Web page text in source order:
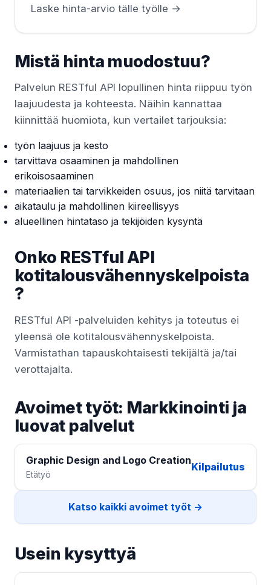
Laske hinta-arvio tälle työlle →
Mistä hinta muodostuu?
Palvelun RESTful API lopullinen hinta riippuu työn
laajuudesta ja kohteesta. Näihin kannattaa
kiinnittää huomiota, kun vertailet tarjouksia:
työn laajuus ja kesto
tarvittava osaaminen ja mahdollinen
erikoisosaaminen
materiaalien tai tarvikkeiden osuus, jos niitä tarvitaan
aikataulu ja mahdollinen kiireellisyys
alueellinen hintataso ja tekijöiden kysyntä
Onko RESTful API
kotitalousvähennyskelpoista
?
RESTful API -palveluiden kehitys ja toteutus ei
yleensä ole kotitalousvähennyskelpoista.
Varmistathan tapauskohtaisesti tekijältä ja/tai
verottajalta.
Avoimet työt: Markkinointi ja
luovat palvelut
Graphic Design and Logo Creation
Etätyö
Kilpailutus
Katso kaikki avoimet työt →
Usein kysyttyä